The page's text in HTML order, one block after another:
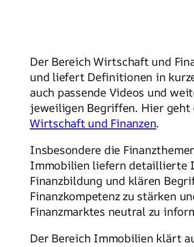
Der Bereich Wirtschaft und
und liefert Definitionen in
auch passende Videos und
jeweiligen Begriffen. Hier geht
Wirtschaft und Finanzen.
Insbesondere die
Immobilien liefern detaillierte
Finanzbildung und klären
Finanzkompetenz zu stärken
Finanzmarktes neutral zu
Der Bereich Immobilien klärt